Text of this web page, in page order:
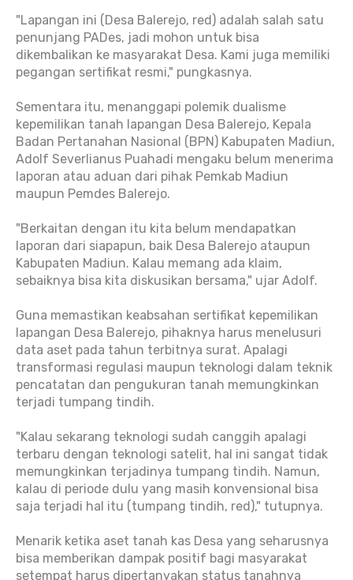
"Lapangan ini (Desa Balerejo, red) adalah salah satu
penunjang PADes, jadi mohon untuk bisa
dikembalikan ke masyarakat Desa. Kami juga memiliki
pegangan sertifikat resmi," pungkasnya.
Sementara itu, menanggapi polemik dualisme
kepemilikan tanah lapangan Desa Balerejo, Kepala
Badan Pertanahan Nasional (BPN) Kabupaten Madiun,
Adolf Severlianus Puahadi mengaku belum menerima
laporan atau aduan dari pihak Pemkab Madiun
maupun Pemdes Balerejo.
"Berkaitan dengan itu kita belum mendapatkan
laporan dari siapapun, baik Desa Balerejo ataupun
Kabupaten Madiun. Kalau memang ada klaim,
sebaiknya bisa kita diskusikan bersama," ujar Adolf.
Guna memastikan keabsahan sertifikat kepemilikan
lapangan Desa Balerejo, pihaknya harus menelusuri
data aset pada tahun terbitnya surat. Apalagi
transformasi regulasi maupun teknologi dalam teknik
pencatatan dan pengukuran tanah memungkinkan
terjadi tumpang tindih.
"Kalau sekarang teknologi sudah canggih apalagi
terbaru dengan teknologi satelit, hal ini sangat tidak
memungkinkan terjadinya tumpang tindih. Namun,
kalau di periode dulu yang masih konvensional bisa
saja terjadi hal itu (tumpang tindih, red)," tutupnya.
Menarik ketika aset tanah kas Desa yang seharusnya
bisa memberikan dampak positif bagi masyarakat
setempat harus dipertanyakan status tanahnya